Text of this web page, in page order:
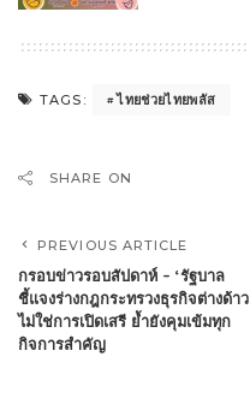
TAGS: ไทยช่วยไทยพลัส
SHARE ON
PREVIOUS ARTICLE
กรอบข่าวรอบสัปดาห์ – ‘รัฐบาล
ชี้แจงร่างกฎกระทรวงธุรกิจต่างด้าว
ไม่ใช่การเปิดเสรี ย้ำยังคุมเข้มทุก
กิจการสำคัญ